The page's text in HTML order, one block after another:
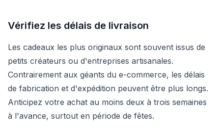
Vérifiez les délais de livraison
Les cadeaux les plus originaux sont souvent issus de
petits créateurs ou d'entreprises artisanales.
Contrairement aux géants du e-commerce, les délais
de fabrication et d'expédition peuvent être plus longs.
Anticipez votre achat au moins deux à trois semaines
à l'avance, surtout en période de fêtes.